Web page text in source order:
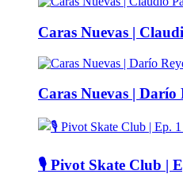
Caras Nuevas |
Caras Nuevas | Darío
🎙️ Pivot Skate Club |